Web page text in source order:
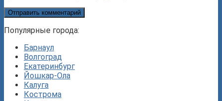
Популярные города:
Барнаул
Волгоград
Екатеринбург
Йошкар-Ола
Калуга
Кострома